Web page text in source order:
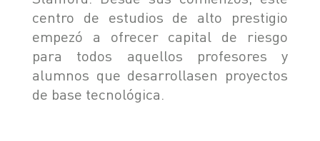
centro de estudios de alto prestigio
empezó a ofrecer capital de riesgo
para todos aquellos profesores y
alumnos que desarrollasen proyectos
de base tecnológica.